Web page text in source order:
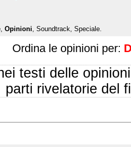
Opinioni , Soundtrack, Speciale.
Ordina le opinioni per:
testi delle
parti rivelatorie del